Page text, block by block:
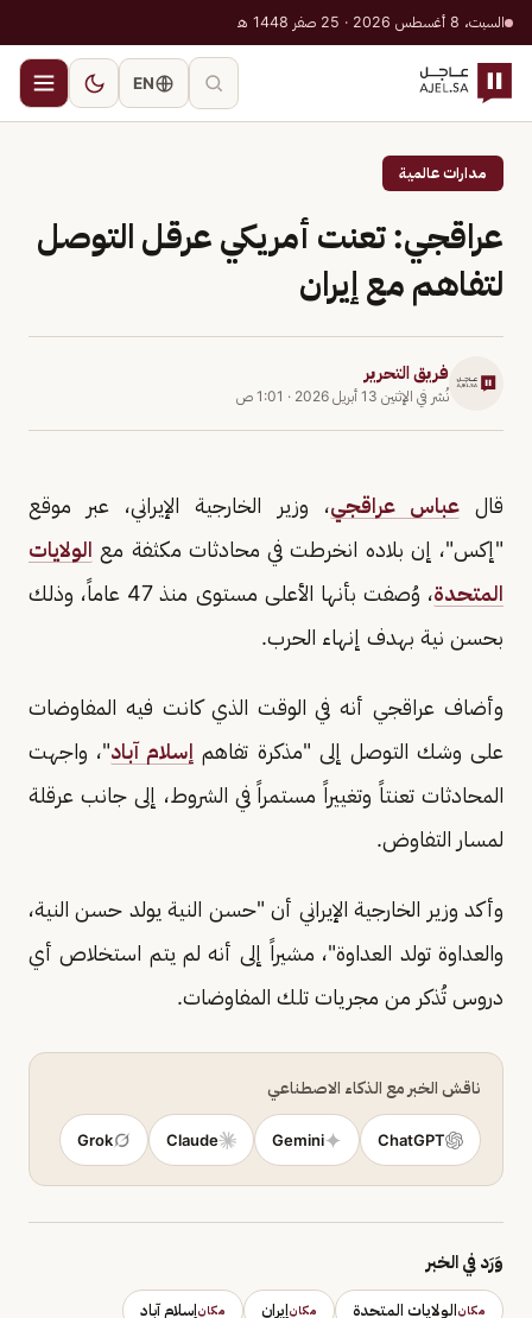
السبت، 8 أغسطس 2026 · 25 صفر 1448 هـ
EN
مدارات عالمية
عراقجي: تعنت أمريكي عرقل التوصل
لتفاهم مع إيران
فريق التحرير
نُشر في الإثنين 13 أبريل 2026 · 1:01 ص
قالعباس عراقجي، وزير الخارجية الإيراني، عبر موقع
"إكس"، إن بلاده انخرطت في محادثات مكثفة مع الولايات
المتحدة
، وُصفت بأنها الأعلى مستوى منذ 47 عاماً، وذلك
بحسن نية بهدف إنهاء الحرب.
وأضاف عراقجي أنه في الوقت الذي كانت فيه المفاوضات
على وشك التوصل إلى "مذكرة تفاهم إسلام آباد"، واجهت
المحادثات تعنتاً وتغييراً مستمراً في الشروط، إلى جانب عرقلة
لمسار التفاوض.
وأكد وزير الخارجية الإيراني أن "حسن النية يولد حسن النية،
والعداوة تولد العداوة"، مشيراً إلى أنه لم يتم استخلاص أي
دروس تُذكر من مجريات تلك المفاوضات.
ناقش الخبر مع الذكاء الاصطناعي
ChatGPT
Gemini
Claude
Grok
وَرَد في الخبر
مكانالولايات المتحدة مكانإيران مكانإسلام آباد